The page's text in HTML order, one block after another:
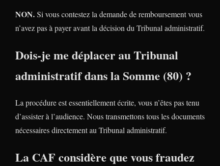
NON.Si vous contestez la demande de remboursement vous
n’avez pas à payer avant la décision du Tribunal administratif.
Dois-je me déplacer au Tribunal
administratif dans la Somme (80) ?
La procédure est essentiellement écrite, vous n’êtes pas tenu
d’assister à l’audience. Nous transmettons tous les documents
nécessaires directement au Tribunal administratif.
La CAF considère que vous fraudez